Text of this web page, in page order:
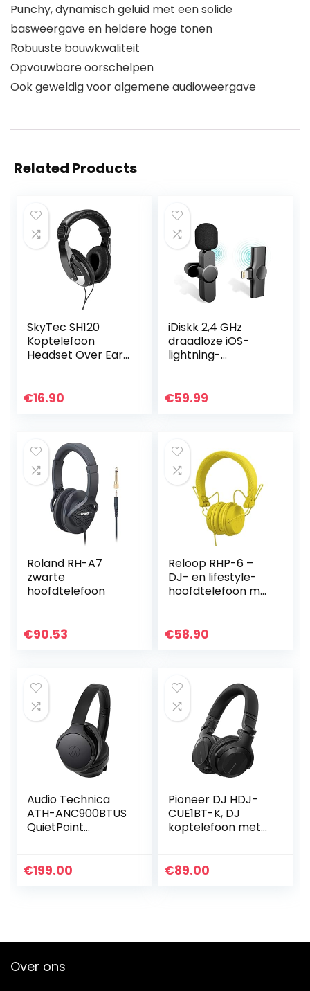
Punchy, dynamisch geluid met een solide
basweergave en heldere hoge tonen
Robuuste bouwkwaliteit
Opvouwbare oorschelpen
Ook geweldig voor algemene audioweergave
Related Products
SkyTec SH120
Koptelefoon
Headset Over Ear
€16.90
iDiskk 2,4 GHz
draadloze iOS-
lightning-
microfoon voor
opname,
YouTube/Faceboo
k livestream,
interviewer (geen
APP nodig)
€59.99
Roland RH-A7
zwarte
hoofdtelefoon
€90.53
Reloop RHP-6 –
DJ- en lifestyle-
hoofdtelefoon met
en veilige
Android) tablets,
iPods, Mac en PC,
(geel)
€58.90
Audio Technica
ATH-ANC900BTUS
QuietPoint
Headphones
€199.00
Pioneer DJ HDJ-
CUE1BT-K, DJ
koptelefoon met
€89.00
Over ons